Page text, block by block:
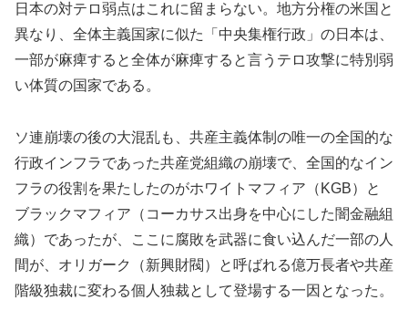
日本の対テロ弱点はこれに留まらない。地方分権の米国と
異なり、全体主義国家に似た「中央集権行政」の日本は、
一部が麻痺すると全体が麻痺すると言うテロ攻撃に特別弱
い体質の国家である。
ソ連崩壊の後の大混乱も、共産主義体制の唯一の全国的な
行政インフラであった共産党組織の崩壊で、全国的なイン
フラの役割を果たしたのがホワイトマフィア（KGB）と
ブラックマフィア（コーカサス出身を中心にした闇金融組
織）であったが、ここに腐敗を武器に食い込んだ一部の人
間が、オリガーク（新興財閥）と呼ばれる億万長者や共産
階級独裁に変わる個人独裁として登場する一因となった。